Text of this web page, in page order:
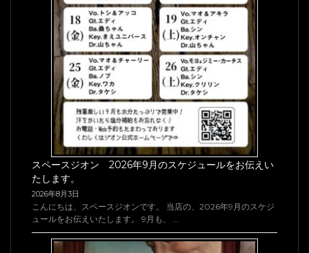
スペースジオン 2026年9月のスケジュールをお伝えい
たします。
2026年8月3日
こんにちは、スペースジオンです。 当店の、2026年9月のスケジ
ュールをお伝えいたします。 9月も、 …